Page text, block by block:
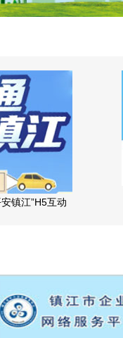
镇江”H5互动